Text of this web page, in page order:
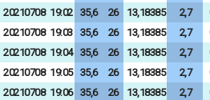
20210708 19:02 35,6 26 13,18385 2,7
20210708 19:03 35,6 26 13,18385 2,7
20210708 19:04 35,6 26 13,18385 2,7
20210708 19:05 35,6 26 13,18385 2,7
20210708 19:06 35,6 26 13,18385 2,7